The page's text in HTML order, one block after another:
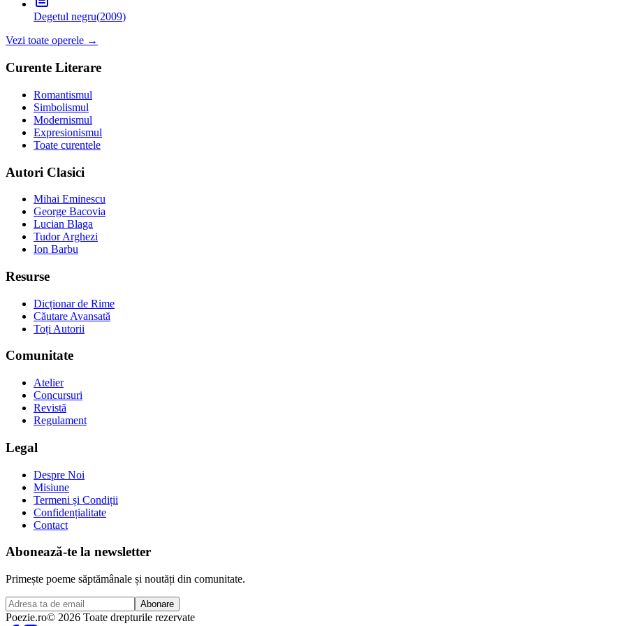
Degetul negru(2009)
Vezi toate operele →
Curente Literare
Romantismul
Simbolismul
Modernismul
Expresionismul
Toate curentele
Autori Clasici
Mihai Eminescu
George Bacovia
Lucian Blaga
Tudor Arghezi
Ion Barbu
Resurse
Dicționar de Rime
Căutare Avansată
Toți Autorii
Comunitate
Atelier
Concursuri
Revistă
Regulament
Legal
Despre Noi
Misiune
Termeni și Condiții
Confidențialitate
Contact
Abonează-te la newsletter
Primește poeme săptămânale și noutăți din comunitate.
Abonare
Poezie.ro© 2026 Toate drepturile rezervate